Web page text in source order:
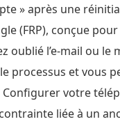
» après une
(FRP), conçue
oublié l’e-mail ou le
processus et vous
votre
liée à un